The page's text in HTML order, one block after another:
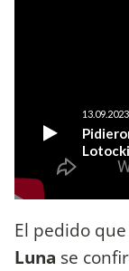
El pedido
Luna se